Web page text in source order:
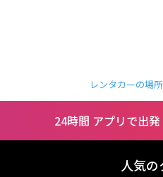
レンタカーの場
24時間 アプリで出
人気の